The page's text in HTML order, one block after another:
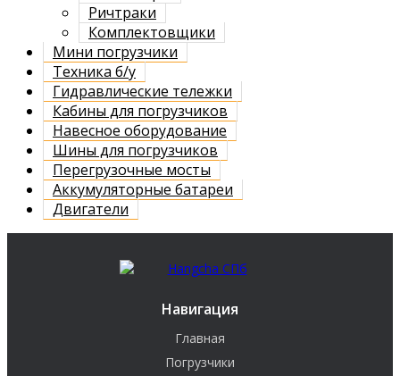
Ричтраки
Комплектовщики
Мини погрузчики
Техника б/у
Гидравлические тележки
Кабины для погрузчиков
Навесное оборудование
Шины для погрузчиков
Перегрузочные мосты
Аккумуляторные батареи
Двигатели
Навигация
Главная
Погрузчики